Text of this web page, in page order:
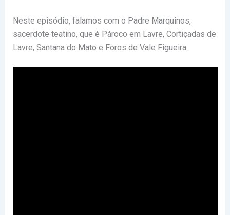
Neste episódio, falamos com o Padre Marquinos,
sacerdote teatino, que é Pároco em Lavre, Cortiçadas de
Lavre, Santana do Mato e Foros de Vale Figueira.